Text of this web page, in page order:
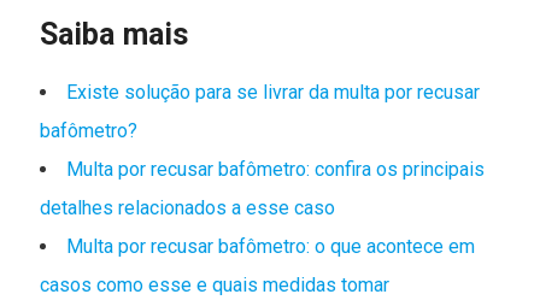
Saiba mais
Existe solução para se livrar da multa por recusar
bafômetro?
Multa por recusar bafômetro: confira os principais
detalhes relacionados a esse caso
Multa por recusar bafômetro: o que acontece em
casos como esse e quais medidas tomar